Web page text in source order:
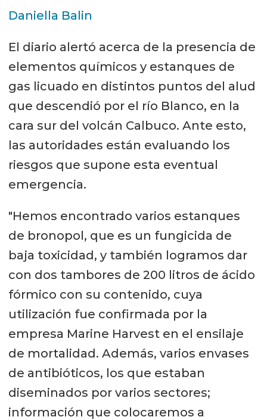
Daniella Balin
El diario alertó acerca de la presencia de
elementos químicos y estanques de
gas licuado en distintos puntos del alud
que descendió por el río Blanco, en la
cara sur del volcán Calbuco. Ante esto,
las autoridades están evaluando los
riesgos que supone esta eventual
emergencia.
"Hemos encontrado varios estanques
de bronopol, que es un fungicida de
baja toxicidad, y también logramos dar
con dos tambores de 200 litros de ácido
fórmico con su contenido, cuya
utilización fue confirmada por la
empresa Marine Harvest en el ensilaje
de mortalidad. Además, varios envases
de antibióticos, los que estaban
diseminados por varios sectores;
información que colocaremos a